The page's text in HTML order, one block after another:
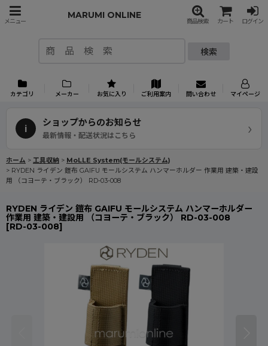
メニュー
MARUMI ONLINE
商品検索 カート ログイン
検索
カテゴリ メーカー お気に入り ご利用案内 問い合わせ マイページ
i
ショップからのお知らせ
最新情報・配送状況はこちら ›
ホーム > 工具収納 > MoLLE System(モールシステム)
> RYDEN ライデン 鎧布 GAIFU モールシステム ハンマーホルダー 作業用 建築・建設
用 （コヨーテ・ブラック） RD-03-008
RYDEN ライデン 鎧布 GAIFU モールシステム ハンマーホルダー
作業用 建築・建設用 （コヨーテ・ブラック） RD-03-008
[RD-03-008]